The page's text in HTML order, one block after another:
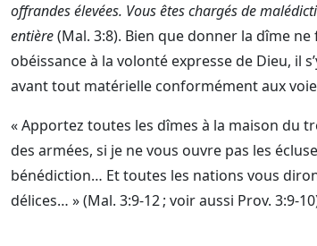
offrandes élevées. Vous êtes chargés de
entière(Mal. 3:8). Bien que donner la dîme
obéissance à la volonté expresse de Dieu, il
avant tout matérielle conformément aux
« Apportez toutes les dîmes à la maison du
des armées, si je ne vous ouvre pas les
bénédiction… Et toutes les nations vous
délices… » (Mal. 3:9-12 ; voir aussi Prov. 3:9-